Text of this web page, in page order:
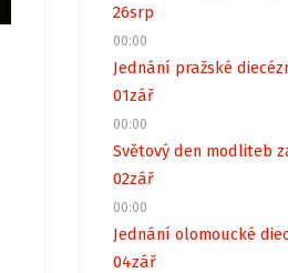
26srp
00:00
Jednání pražské
01zář
00:00
Světový den modliteb
02zář
00:00
Jednání olomoucké
04zář